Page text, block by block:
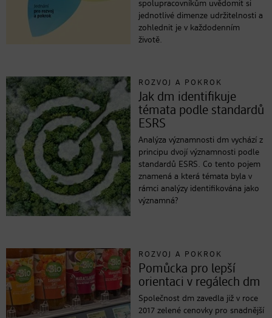
spolupracovníkům uvědomit si
jednotlivé dimenze udržitelnosti a
zohlednit je v každodenním
životě.
ROZVOJ A POKROK
Jak dm identifikuje
témata podle standardů
ESRS
Analýza významnosti dm vychází z
principu dvojí významnosti podle
standardů ESRS. Co tento pojem
znamená a která témata byla v
rámci analýzy identifikována jako
významná?
ROZVOJ A POKROK
Pomůcka pro lepší
orientaci v regálech dm
Společnost dm zavedla již v roce
2017 zelené cenovky pro snadnější